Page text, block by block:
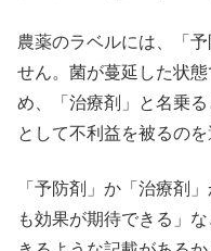
農薬のラベルには、「
せん。菌が蔓延した状
め、「治療剤」と名乗
として不利益を被るの
「予防剤」か「治療剤
も効果が期待できる」